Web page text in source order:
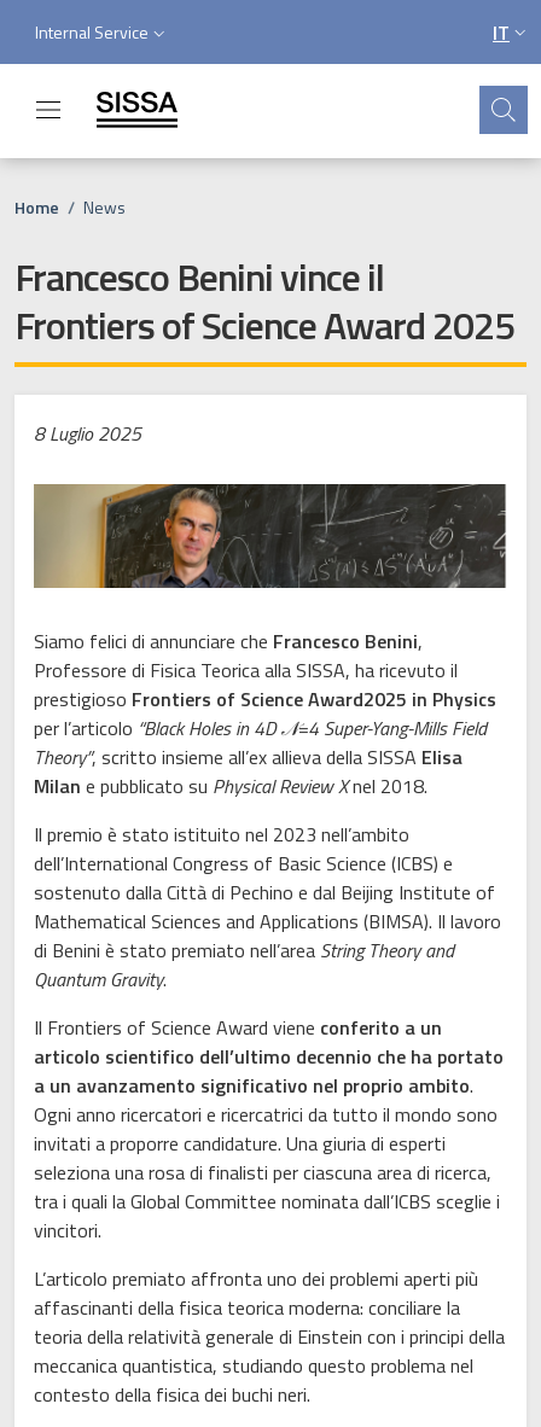
Service menu
Internal Service IT
Home / News
Francesco Benini vince il
Frontiers of Science Award 2025
8 Luglio 2025
Immagine
Siamo felici di annunciare che Francesco Benini,
Professore di Fisica Teorica alla SISSA, ha ricevuto il
prestigioso Frontiers of Science Award2025 in Physics
per l’articolo “Black Holes in 4D 𝒩=4 Super-Yang-Mills Field
Theory”, scritto insieme all’ex allieva della SISSA Elisa
Milan e pubblicato su Physical Review Xnel 2018.
Il premio è stato istituito nel 2023 nell’ambito
dell’International Congress of Basic Science (ICBS) e
sostenuto dalla Città di Pechino e dal Beijing Institute of
Mathematical Sciences and Applications (BIMSA). Il lavoro
di Benini è stato premiato nell’area String Theory and
Quantum Gravity.
Il Frontiers of Science Award viene conferito a un
articolo scientifico dell’ultimo decennio che ha portato
a un avanzamento significativo nel proprio ambito.
Ogni anno ricercatori e ricercatrici da tutto il mondo sono
invitati a proporre candidature. Una giuria di esperti
seleziona una rosa di finalisti per ciascuna area di ricerca,
tra i quali la Global Committee nominata dall’ICBS sceglie i
vincitori.
L’articolo premiato affronta uno dei problemi aperti più
affascinanti della fisica teorica moderna: conciliare la
teoria della relatività generale di Einstein con i principi della
meccanica quantistica, studiando questo problema nel
contesto della fisica dei buchi neri.